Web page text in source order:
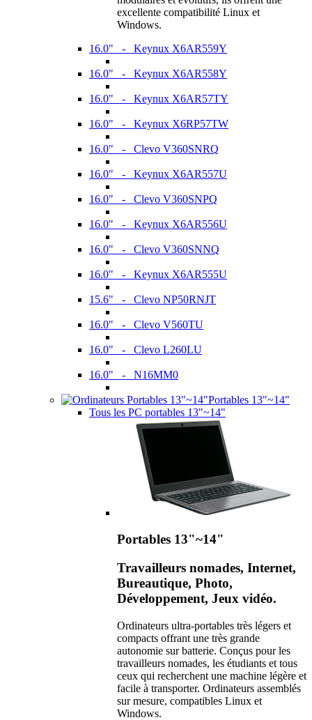
excellente compatibilité Linux et
Windows.
16.0" - Keynux X6AR559Y
16.0" - Keynux X6AR558Y
16.0" - Keynux X6AR57TY
16.0" - Keynux X6RP57TW
16.0" - Clevo V360SNRQ
16.0" - Keynux X6AR557U
16.0" - Clevo V360SNPQ
16.0" - Keynux X6AR556U
16.0" - Clevo V360SNNQ
16.0" - Keynux X6AR555U
15.6" - Clevo NP50RNJT
16.0" - Clevo V560TU
16.0" - Clevo L260LU
16.0" - N16MM0
Portables 13"~14"
Tous les PC portables 13"~14"
Portables 13"~14"
Travailleurs nomades, Internet,
Bureautique, Photo,
Développement, Jeux vidéo.
Ordinateurs ultra-portables très légers et
compacts offrant une très grande
autonomie sur batterie. Conçus pour les
travailleurs nomades, les étudiants et tous
ceux qui recherchent une machine légère et
facile à transporter. Ordinateurs assemblés
sur mesure, compatibles Linux et
Windows.